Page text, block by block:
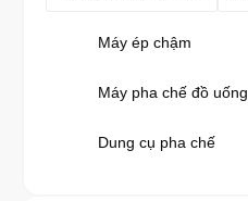
Máy ép chậm
Máy pha chế đồ uống
Dung cụ pha chế